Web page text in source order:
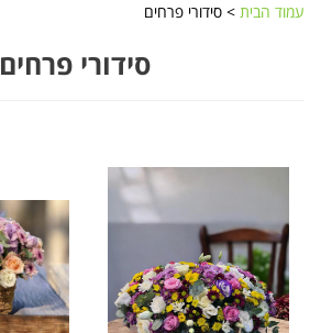
עמוד הבית > סידורי פרחים
סידורי פרחים